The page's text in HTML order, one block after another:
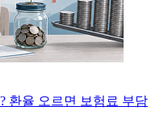
환율 오르면 보험료 부담